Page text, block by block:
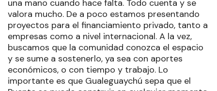
una mano cuando hace falta. Todo cuenta y se
valora mucho. De a poco estamos presentando
proyectos para el financiamiento privado, tanto a
empresas como a nivel internacional. A la vez,
buscamos que la comunidad conozca el espacio
y se sume a sostenerlo, ya sea con aportes
económicos, o con tiempo y trabajo. Lo
importante es que Gualeguaychú sepa que el